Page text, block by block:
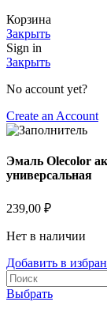
Корзина
Закрыть
Sign in
Закрыть
No account yet?
Create an Account
Эмаль Olecolor
универсальная
239,00 ₽
Нет в наличии
Добавить в
Выбрать